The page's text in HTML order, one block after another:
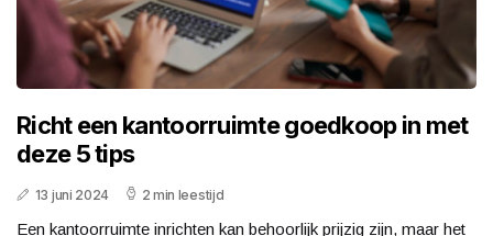
Richt een kantoorruimte goedkoop in met
deze 5 tips
13 juni 2024 2 min leestijd
Een kantoorruimte inrichten kan behoorlijk prijzig zijn, maar het